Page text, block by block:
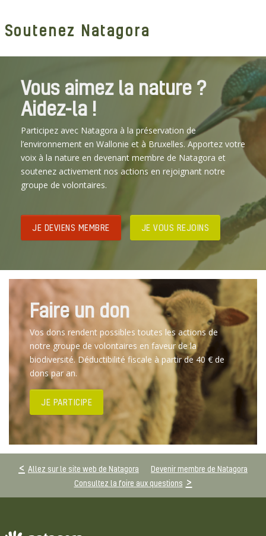
Soutenez Natagora
Vous aimez la nature ?
Aidez-la !
Participez avec Natagora à la préservation de
l’environnement en Wallonie et à Bruxelles. Apportez votre
voix à la nature en devenant membre de Natagora et
soutenez activement nos actions en rejoignant notre
groupe de volontaires.
JE DEVIENS MEMBRE JE VOUS REJOINS
Faire un don
Vos dons rendent possibles toutes les actions de
notre groupe de volontaires en faveur de la
biodiversité. Déductibilité fiscale à partir de 40 € de
dons par an.
JE PARTICIPE
Allez sur le site web de Natagora
Devenir membre de Natagora
Consultez la foire aux questions